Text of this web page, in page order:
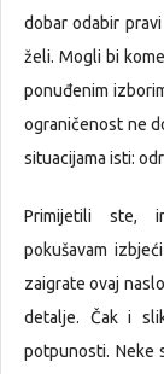
dobar odabir
želi. Mogli bi
ponuđenim
ograničenost ne
situacijama isti:
Primijetili ste,
pokušavam
zaigrate ovaj
detalje. Čak i
potpunosti. Neke